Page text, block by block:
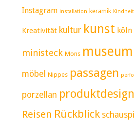
Instagram installation keramik Kindheit
Kreativität kultur kunst köln
ministeck Mons museum
möbel Nippes passagen
porzellan produktdesign
Reisen Rückblick